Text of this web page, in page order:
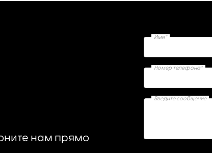
нам прямо
Имя*
Номер телефона*
Введите сообщение